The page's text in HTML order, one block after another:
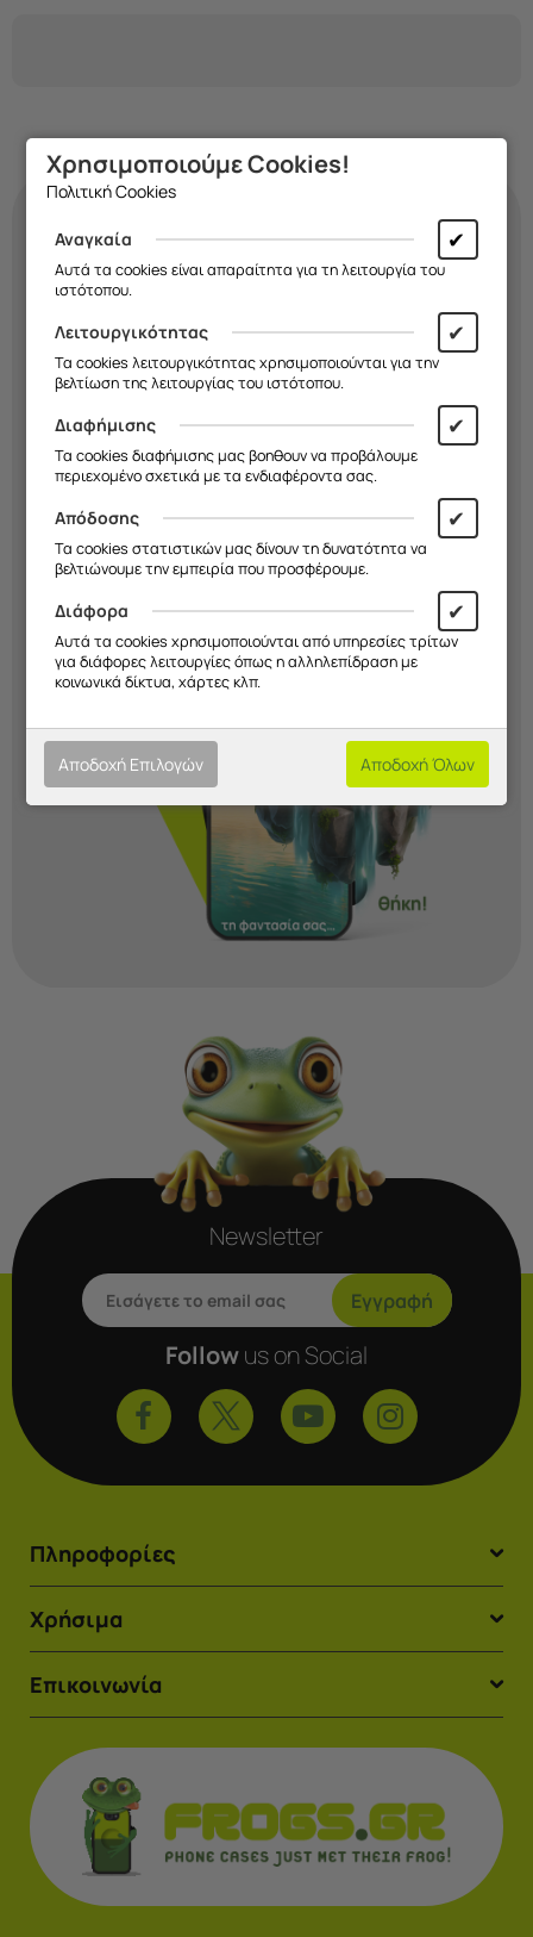
Κάνε τη θήκη σου
τόσο μοναδική όσο κι
εσύ!
δημιούργησε μια
που
εκφράζει το στιλ σου. Εσύαποφασίζεις
εμείς τηνκατασκευάζουμε!
Ξεκίνα Τώρα!
Newsletter
Εγγραφή
Followus on Social
Πληροφορίες
Χρήσιμα
Επικοινωνία
Χρησιμοποιούμε Cookies!
Πολιτική Cookies
Αναγκαία ✔
Αυτά τα cookies είναι απαραίτητα για τη λειτουργία του
ιστότοπου.
Λειτουργικότητας ✔
Τα cookies λειτουργικότητας χρησιμοποιούνται για την
βελτίωση της λειτουργίας του ιστότοπου.
Διαφήμισης ✔
Τα cookies διαφήμισης μας βοηθουν να προβάλουμε
περιεχομένο σχετικά με τα ενδιαφέροντα σας.
Απόδοσης ✔
Τα cookies στατιστικών μας δίνουν τη δυνατότητα να
βελτιώνουμε την εμπειρία που προσφέρουμε.
Διάφορα ✔
Αυτά τα cookies χρησιμοποιούνται από υπηρεσίες τρίτων
για διάφορες λειτουργίες όπως η αλληλεπίδραση με
κοινωνικά δίκτυα, χάρτες κλπ.
Αποδοχή Επιλογών Αποδοχή Όλων